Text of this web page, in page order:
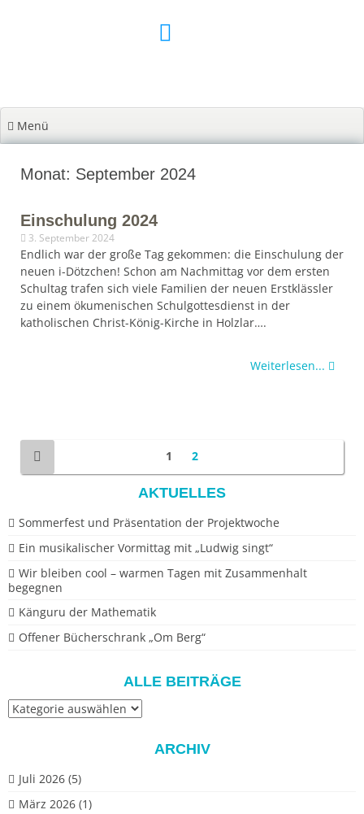
Menü
Monat: September 2024
Einschulung 2024
3. September 2024
Endlich war der große Tag gekommen: die Einschulung der
neuen i-Dötzchen! Schon am Nachmittag vor dem ersten
Schultag trafen sich viele Familien der neuen Erstklässler
zu einem ökumenischen Schulgottesdienst in der
katholischen Christ-König-Kirche in Holzlar….
Weiterlesen...
1 2
AKTUELLES
Sommerfest und Präsentation der Projektwoche
Ein musikalischer Vormittag mit „Ludwig singt“
Wir bleiben cool – warmen Tagen mit Zusammenhalt
begegnen
Känguru der Mathematik
Offener Bücherschrank „Om Berg“
ALLE BEITRÄGE
Alle
ARCHIV
Juli 2026 (5)
März 2026 (1)